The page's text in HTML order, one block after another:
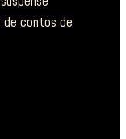
de contos de